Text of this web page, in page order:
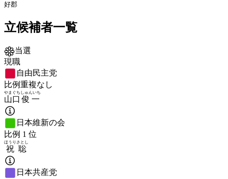
好郡
立候補者一覧
当選
現職
自由民主党
比例重複なし
山口
やまぐち
俊一
しゅんいち
日本維新の会
比例 1 位
祝
ほうり
聡
さとし
日本共産党